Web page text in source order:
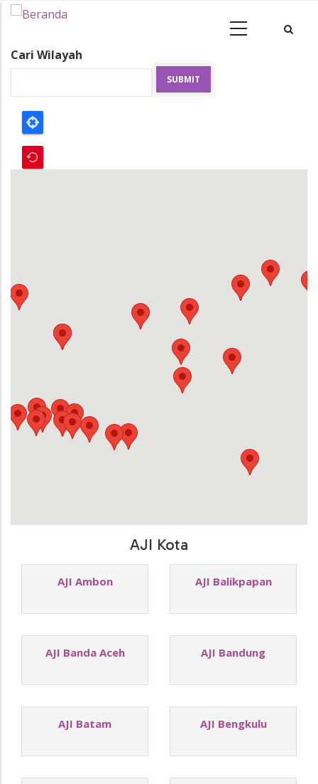
Cari Wilayah
AJI Kota
AJI Ambon AJI Balikpapan
AJI Banda Aceh AJI Bandung
AJI Batam AJI Bengkulu